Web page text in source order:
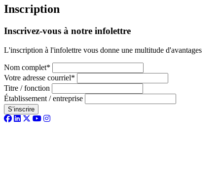
Inscription
Inscrivez-vous à notre infolettre
L'inscription à l'infolettre vous donne une multitude d'avantages
Nom complet*
Votre adresse courriel*
Titre / fonction
Établissement / entreprise